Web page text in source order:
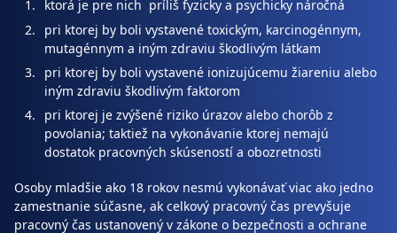
ktorá je pre nich príliš fyzicky a psychicky náročná
pri ktorej by boli vystavené toxickým, karcinogénnym,
mutagénnym a iným zdraviu škodlivým látkam
pri ktorej by boli vystavené ionizujúcemu žiareniu alebo
iným zdraviu škodlivým faktorom
pri ktorej je zvýšené riziko úrazov alebo chorôb z
povolania; taktiež na vykonávanie ktorej nemajú
dostatok pracovných skúseností a obozretnosti
Osoby mladšie ako 18 rokov nesmú vykonávať viac ako jedno
zamestnanie súčasne, ak celkový pracovný čas prevyšuje
pracovný čas ustanovený v zákone o bezpečnosti a ochrane